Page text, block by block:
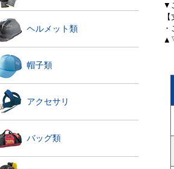
ヘルメット類
帽子類
アクセサリ
バッグ類
▼